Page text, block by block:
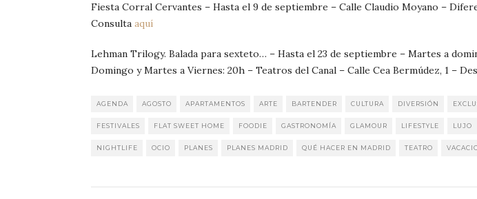
Fiesta Corral Cervantes – Hasta el 9 de septiembre – Calle Claudio Moyano –
Consulta aquí
Lehman Trilogy. Balada para sexteto… – Hasta el 23 de septiembre – Martes a
Domingo y Martes a Viernes: 20h – Teatros del Canal – Calle Cea Bermúdez, 1 –
AGENDA AGOSTO APARTAMENTOS ARTE BARTENDER CULTURA DIVERSIÓN
FESTIVALES FLAT SWEET HOME FOODIE GASTRONOMÍA GLAMOUR LIFESTYLE LUJO
NIGHTLIFE OCIO PLANES PLANES MADRID QUÉ HACER EN MADRID TEATRO